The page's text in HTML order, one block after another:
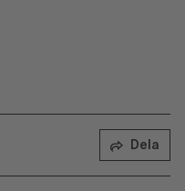
Dela